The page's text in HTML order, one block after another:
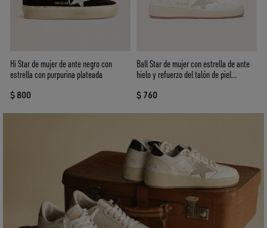
Hi Star de mujer de ante negro con
estrella con purpurina plateada
$ 800
Ball Star de mujer con estrella de ante
hielo y refuerzo del talón de piel
$ 760